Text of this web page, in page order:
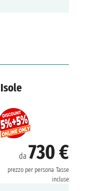
da 730 €
prezzo per persona Tasse
incluse